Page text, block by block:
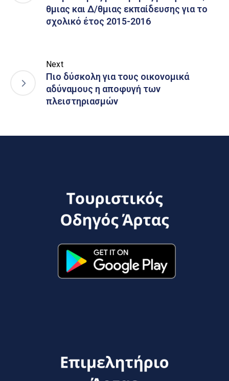
θμιας και Δ/θμιας εκπαίδευσης για το
σχολικό έτος 2015-2016
Next
Πιο δύσκολη για τους οικονομικά
αδύναμους η αποφυγή των
πλειστηριασμών